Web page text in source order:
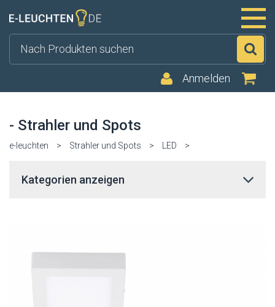
Anmelden
- Strahler und Spots
e-leuchten > Strahler und Spots > LED >
Kategorien anzeigen